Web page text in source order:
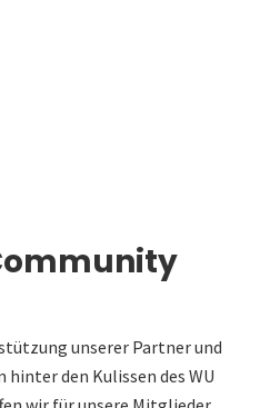
unserer Partner und
den Kulissen des WU